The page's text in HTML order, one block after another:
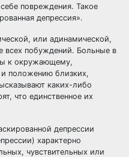
повреждения. Такое
депрессия».
или адинамической,
всех побуждений. Больные в
к окружающему,
положению близких,
каких-либо
что единственное их
депрессии
характерно
чувствительных или